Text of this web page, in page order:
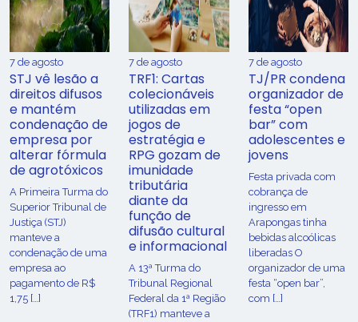
7 de agosto
STJ vê lesão a
direitos difusos
e mantém
condenação de
empresa por
alterar fórmula
de agrotóxicos
​A Primeira Turma do
Superior Tribunal de
Justiça (STJ)
manteve a
condenação de uma
empresa ao
pagamento de R$
1,75 […]
7 de agosto
TRF1: Cartas
colecionáveis
utilizadas em
jogos de
estratégia e
RPG gozam de
imunidade
tributária
diante da
função de
difusão cultural
e informacional
A 13ª Turma do
Tribunal Regional
Federal da 1ª Região
(TRF1) manteve a
7 de agosto
TJ/PR condena
organizador de
festa “open
bar” com
adolescentes e
jovens
Festa privada com
cobrança de
ingresso em
Arapongas tinha
bebidas alcoólicas
liberadas O
organizador de uma
festa “open bar”,
com […]